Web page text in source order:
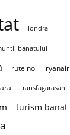
londra
banatului
rute noi
ryanair
transfagarasan
turism banat